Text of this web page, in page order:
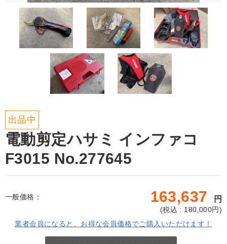
出品中
電動剪定ハサミ インファコ
F3015 No.277645
一般価格： 163,637 円
(税込 : 180,000円)
業者会員になると、お得な会員価格でご購入いただけます！